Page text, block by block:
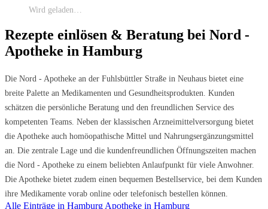
Wird geladen…
Rezepte einlösen & Beratung bei Nord -
Apotheke in Hamburg
Die Nord - Apotheke an der Fuhlsbüttler Straße in Neuhaus bietet eine
breite Palette an Medikamenten und Gesundheitsprodukten. Kunden
schätzen die persönliche Beratung und den freundlichen Service des
kompetenten Teams. Neben der klassischen Arzneimittelversorgung bietet
die Apotheke auch homöopathische Mittel und Nahrungsergänzungsmittel
an. Die zentrale Lage und die kundenfreundlichen Öffnungszeiten machen
die Nord - Apotheke zu einem beliebten Anlaufpunkt für viele Anwohner.
Die Apotheke bietet zudem einen bequemen Bestellservice, bei dem Kunden
ihre Medikamente vorab online oder telefonisch bestellen können.
Alle Einträge in Hamburg Apotheke in Hamburg